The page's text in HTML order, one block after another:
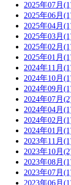
2025年07月
2025年06月
2025年04月
2025年03月
2025年02月
2025年01月
2024年11月
2024年10月
2024年09月
2024年07月
2024年04月
2024年02月
2024年01月
2023年11月
2023年10月
2023年08月
2023年07月
2023年06月